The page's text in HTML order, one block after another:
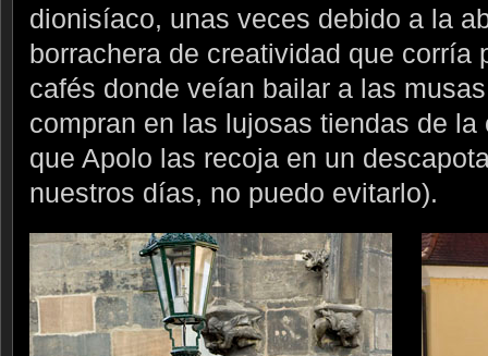
dionisíaco, unas veces debido a la
borrachera de creatividad que corría
cafés donde veían bailar a las
compran en las lujosas tiendas de
que Apolo las recoja en un
nuestros días, no puedo evitarlo).